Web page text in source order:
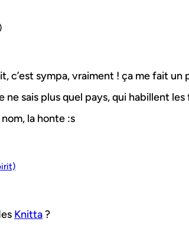
c’est sympa, vraiment ! ça me fait
sais plus quel pays, qui habillent
la honte :s
Knitta?